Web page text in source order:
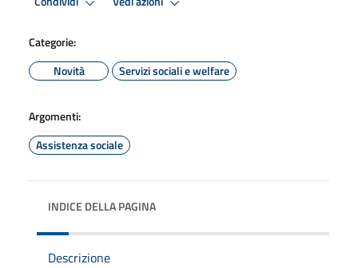
Categorie:
Novità
Servizi sociali e welfare
Argomenti:
Assistenza sociale
INDICE DELLA PAGINA
Descrizione